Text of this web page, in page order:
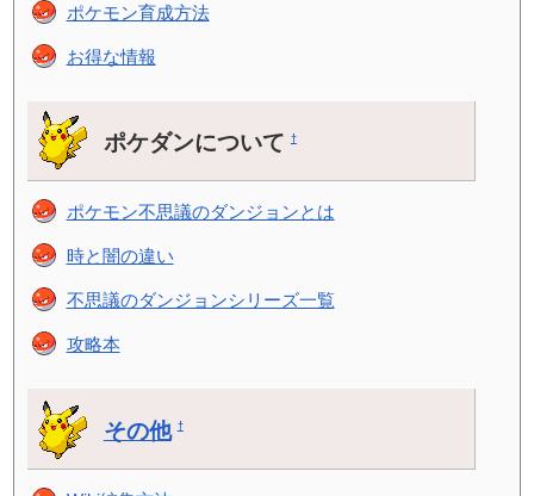
ポケモン育成方法
お得な情報
ポケダンについて†
ポケモン不思議のダンジョンとは
時と闇の違い
不思議のダンジョンシリーズ一覧
攻略本
その他 †